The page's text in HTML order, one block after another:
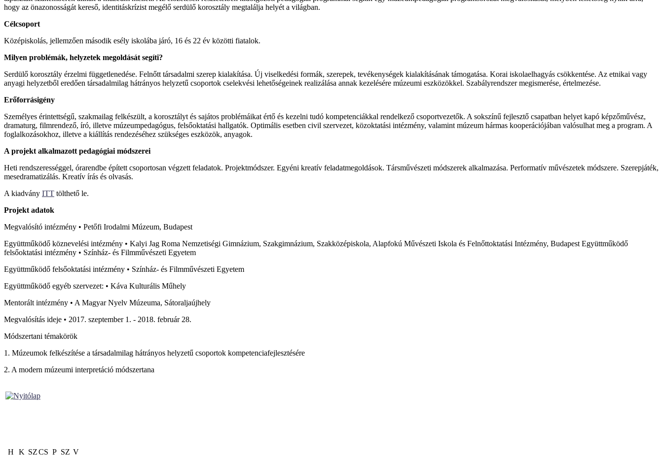
hogy az önazonosságát kereső, identitáskrízist megélő serdülő korosztály megtalálja helyét a világban.
Célcsoport
Középiskolás, jellemzően második esély iskolába járó, 16 és 22 év közötti fiatalok.
Milyen problémák, helyzetek megoldását segíti?
Serdülő korosztály érzelmi függetlenedése. Felnőtt társadalmi szerep kialakítása. Új viselkedési formák, szerepek, tevékenységek kialakításának támogatása. Korai iskolaelhagyás csökkentése. Az etnikai vagy
anyagi helyzetből eredően társadalmilag hátrányos helyzetű csoportok cselekvési lehetőségeinek realizálása annak kezelésére múzeumi eszközökkel. Szabályrendszer megismerése, értelmezése.
Erőforrásigény
Személyes érintettségű, szakmailag felkészült, a korosztályt és sajátos problémáikat értő és kezelni tudó kompetenciákkal rendelkező csoportvezetők. A sokszínű fejlesztő csapatban helyet kapó képzőművész,
dramaturg, filmrendező, író, illetve múzeumpedagógus, felsőoktatási hallgatók. Optimális esetben civil szervezet, közoktatási intézmény, valamint múzeum hármas kooperációjában valósulhat meg a program. A
foglalkozásokhoz, illetve a kiállítás rendezéséhez szükséges eszközök, anyagok.
A projekt alkalmazott pedagógiai módszerei
Heti rendszerességgel, órarendbe épített csoportosan végzett feladatok. Projektmódszer. Egyéni kreatív feladatmegoldások. Társművészeti módszerek alkalmazása. Performatív művészetek módszere. Szerepjáték,
mesedramatizálás. Kreatív írás és olvasás.
A kiadvány ITT tölthető le.
Projekt adatok
Megvalósító intézmény • Petőfi Irodalmi Múzeum, Budapest
Együttműködő köznevelési intézmény • Kalyi Jag Roma Nemzetiségi Gimnázium, Szakgimnázium, Szakközépiskola, Alapfokú Művészeti Iskola és Felnőttoktatási Intézmény, Budapest Együttműködő
felsőoktatási intézmény • Színház- és Filmművészeti Egyetem
Együttműködő felsőoktatási intézmény • Színház- és Filmművészeti Egyetem
Együttműködő egyéb szervezet: • Káva Kulturális Műhely
Mentorált intézmény • A Magyar Nyelv Múzeuma, Sátoraljaújhely
Megvalósítás ideje • 2017. szeptember 1. - 2018. február 28.
Módszertani témakörök
1. Múzeumok felkészítése a társadalmilag hátrányos helyzetű csoportok kompetenciafejlesztésére
2. A modern múzeumi interpretáció módszertana
H K SZCS P SZ V